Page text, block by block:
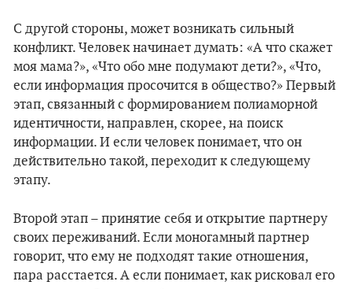
С другой стороны, может возникать сильный
конфликт. Человек начинает думать: «А что скажет
моя мама?», «Что обо мне подумают дети?», «Что,
если информация просочится в общество?» Первый
этап, связанный с формированием полиаморной
идентичности, направлен, скорее, на поиск
информации. И если человек понимает, что он
действительно такой, переходит к следующему
этапу.
Второй этап – принятие себя и открытие партнеру
своих переживаний. Если моногамный партнер
говорит, что ему не подходят такие отношения,
пара расстается. А если понимает, как рисковал его